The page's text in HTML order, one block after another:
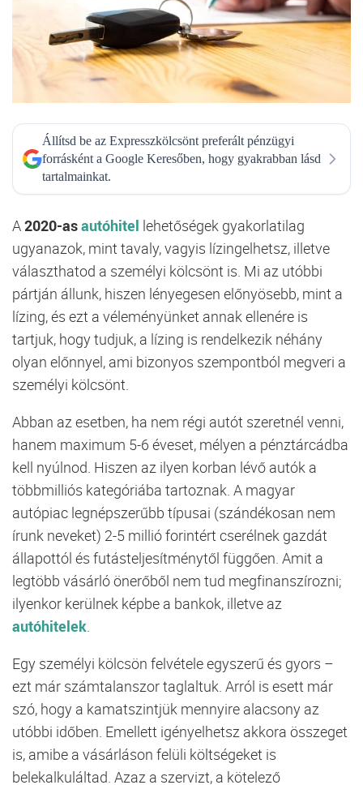
Állítsd be az Expresszkölcsönt preferált pénzügyi
forrásként a Google Keresőben, hogy gyakrabban lásd
tartalmainkat.
A2020-asautóhitel lehetőségek gyakorlatilag
ugyanazok, mint tavaly, vagyis lízingelhetsz, illetve
választhatod a személyi kölcsönt is. Mi az utóbbi
pártján állunk, hiszen lényegesen előnyösebb, mint a
lízing, és ezt a véleményünket annak ellenére is
tartjuk, hogy tudjuk, a lízing is rendelkezik néhány
olyan előnnyel, ami bizonyos szempontból megveri a
személyi kölcsönt.
Abban az esetben, ha nem régi autót szeretnél venni,
hanem maximum 5-6 éveset, mélyen a pénztárcádba
kell nyúlnod. Hiszen az ilyen korban lévő autók a
többmilliós kategóriába tartoznak. A magyar
autópiac legnépszerűbb típusai (szándékosan nem
írunk neveket) 2-5 millió forintért cserélnek gazdát
állapottól és futásteljesítménytől függően. Amit a
legtöbb vásárló önerőből nem tud megfinanszírozni;
ilyenkor kerülnek képbe a bankok, illetve az
autóhitelek
Egy személyi kölcsön felvétele egyszerű és gyors –
ezt már számtalanszor taglaltuk. Arról is esett már
szó, hogy a kamatszintjük mennyire alacsony az
utóbbi időben. Emellett igényelhetsz akkora összeget
is, amibe a vásárláson felüli költségeket is
belekalkuláltad. Azaz a szervizt, a kötelező